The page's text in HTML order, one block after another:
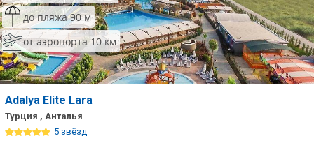
до пляжа 90 м
от аэропорта 10 км
Adalya Elite Lara
Турция , Анталья
5 звёзд